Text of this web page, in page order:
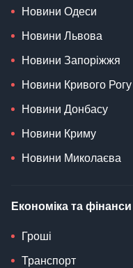
Новини Одеси
Новини Львова
Новини Запоріжжя
Новини Кривого Рогу
Новини Донбасу
Новини Криму
Новини Миколаєва
Економіка та фінанси
Гроші
Транспорт